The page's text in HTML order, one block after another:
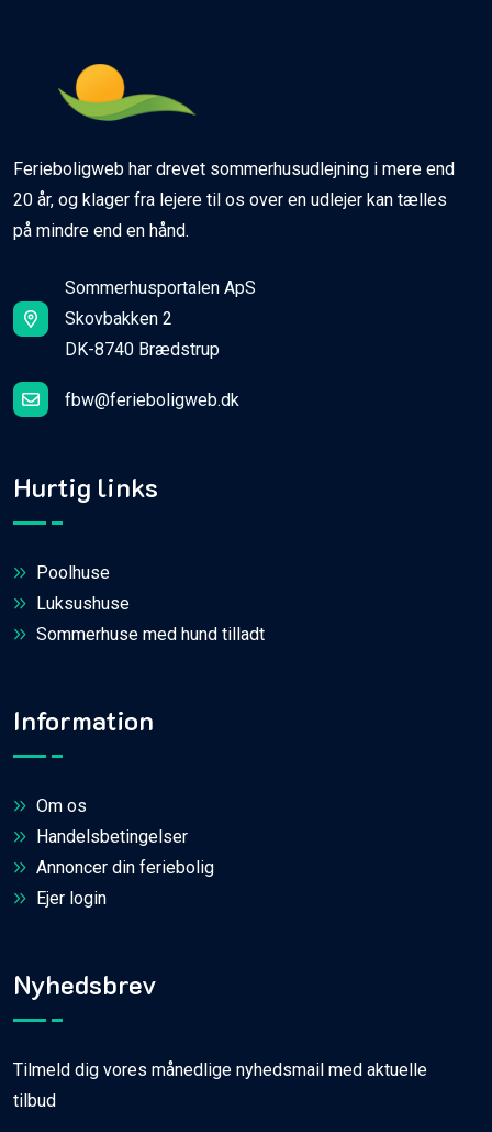
Ferieboligweb har drevet sommerhusudlejning i mere end
20 år, og klager fra lejere til os over en udlejer kan tælles
på mindre end en hånd.
Sommerhusportalen ApS
Skovbakken 2
DK-8740 Brædstrup
fbw@ferieboligweb.dk
Hurtig links
Poolhuse
Luksushuse
Sommerhuse med hund tilladt
Information
Om os
Handelsbetingelser
Annoncer din feriebolig
Ejer login
Nyhedsbrev
Tilmeld dig vores månedlige nyhedsmail med aktuelle
tilbud